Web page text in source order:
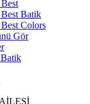
Batik
Colors
Gör